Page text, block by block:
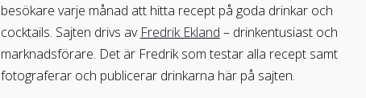
besökare varje månad att hitta recept på goda drinkar och
cocktails. Sajten drivs av Fredrik Ekland – drinkentusiast och
marknadsförare. Det är Fredrik som testar alla recept samt
fotograferar och publicerar drinkarna här på sajten.